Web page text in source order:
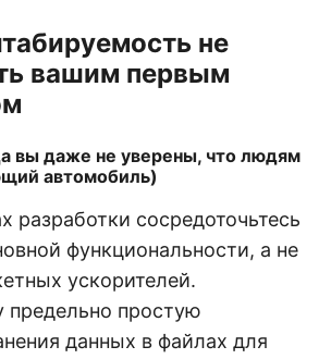
не
вашим первым
вы даже не уверены, что людям
автомобиль)
разработки сосредоточьтесь
функциональности, а не
ускорителей.
предельно простую
данных в файлах для